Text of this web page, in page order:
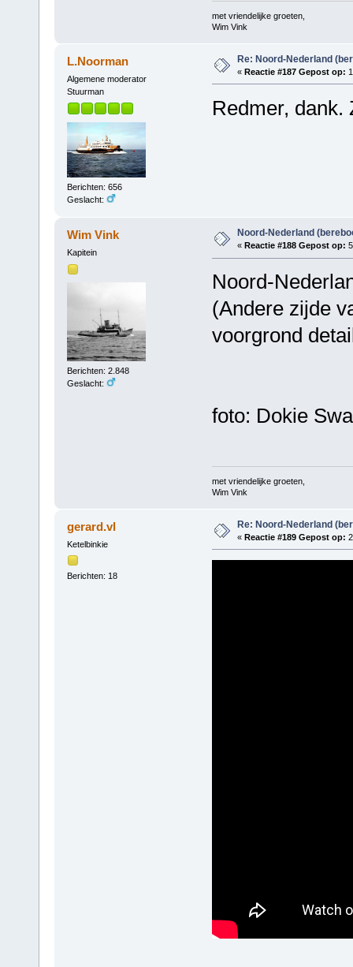
met vriendelijke groeten,
Wim Vink
L.Noorman
Algemene moderator
Stuurman
Berichten: 656
Geslacht:
Re: Noord-Nederland
« Reactie #187 Gepost op:
Redmer, dank.
Wim Vink
Kapitein
Berichten: 2.848
Geslacht:
Noord-Nederland
« Reactie #188 Gepost op:
Noord-
(Andere zijde
voorgrond
foto: Dokie
met vriendelijke groeten,
Wim Vink
gerard.vl
Ketelbinkie
Berichten: 18
Re: Noord-Nederland
« Reactie #189 Gepost op: